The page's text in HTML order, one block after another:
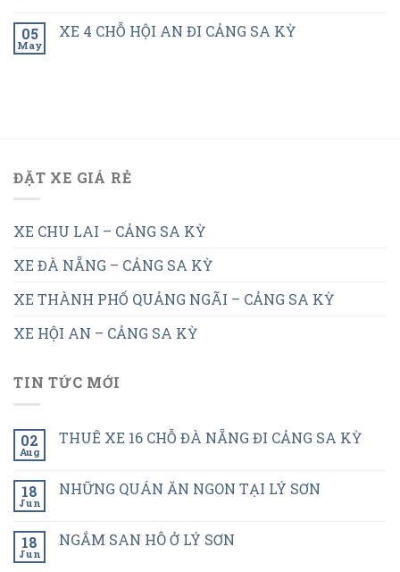
05
May
XE 4 CHỖ HỘI AN ĐI CẢNG SA KỲ
ĐẶT XE GIÁ RẺ
XE CHU LAI – CẢNG SA KỲ
XE ĐÀ NẴNG – CẢNG SA KỲ
XE THÀNH PHỐ QUẢNG NGÃI – CẢNG SA KỲ
XE HỘI AN – CẢNG SA KỲ
TIN TỨC MỚI
02
Aug
THUÊ XE 16 CHỖ ĐÀ NẴNG ĐI CẢNG SA KỲ
18
Jun
NHỮNG QUÁN ĂN NGON TẠI LÝ SƠN
18
Jun
NGẮM SAN HÔ Ở LÝ SƠN